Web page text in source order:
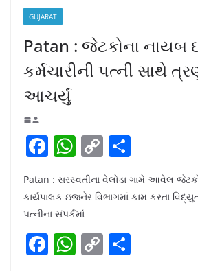
GUJARAT
Patan : જેટકોના નાયબ
કર્મચારીની પત્ની સાથે
આચર્યું
F
c
e
b
o
W
h
at
s
A
p
C
o
p
Li
n
h
ar
Patan : સરસ્વતીના વેલોડા ગામે આવેલ
કાર્યપાલક ઇજનેર વિભાગમાં કામ કરતા
પત્નીના સંપર્કમાં
F W C